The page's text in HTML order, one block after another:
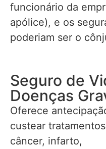
funcionário da
apólice), e os
poderiam ser o
Seguro de
Doenças
Oferece
custear
câncer, infarto,